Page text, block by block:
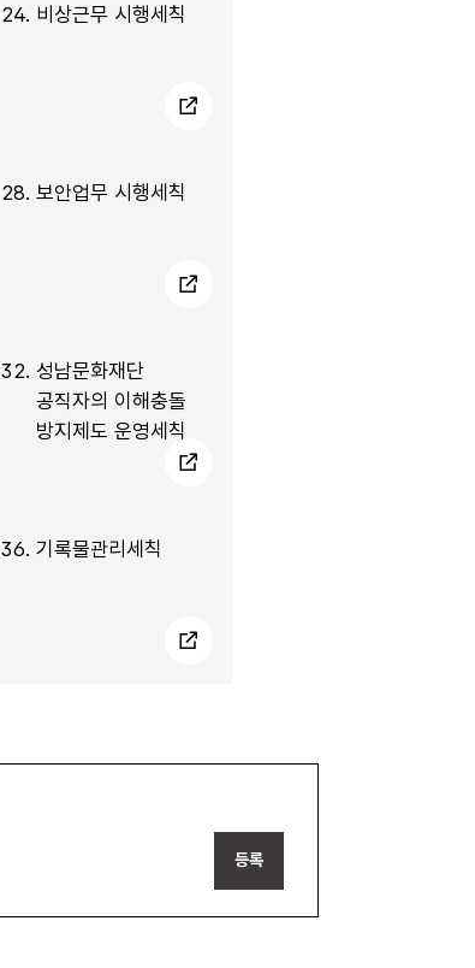
24. 비상근무 시행세칙
28. 보안업무 시행세칙
32. 성남문화재단
공직자의 이해충돌
방지제도 운영세칙
36. 기록물관리세칙
등록